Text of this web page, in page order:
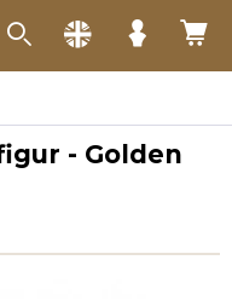
- Golden